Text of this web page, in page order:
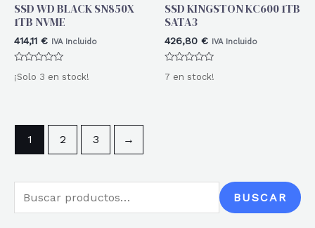
u
BUSCAR
SSD WD BLACK SN850X
1TB NVME
414,11 € IVA Incluido
Valorado
con
¡Solo 3 en stock!
SSD KINGSTON KC600 1TB
SATA3
426,80 € IVA Incluido
con
7 en stock!
1 2 3 →